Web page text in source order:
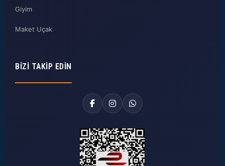
Giyim
Maket Uçak
BIZI TAKIP EDIN